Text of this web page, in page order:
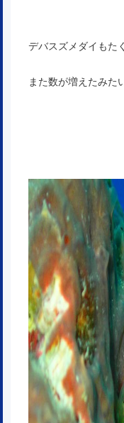
デバスズメダイもた
また数が増えたみた